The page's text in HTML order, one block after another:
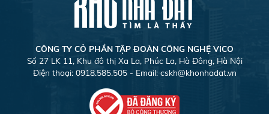
CÔNG TY CỎ PHẦN TẬP ĐOÀN CÔNG NGHỆ VICO
Số 27 LK 11, Khu đô thị Xa La, Phúc La, Hà Đông, Hà Nội
Điện thoại: 0918.585.505 - Email: cskh@khonhadat.vn